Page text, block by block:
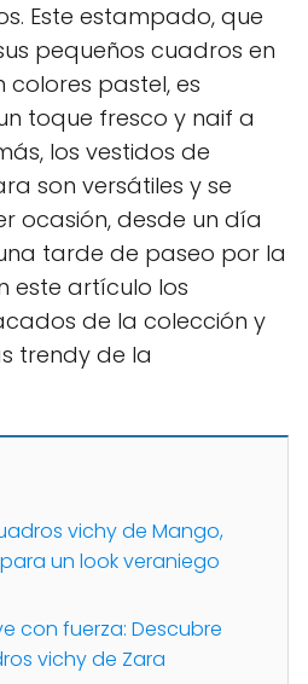
Este estampado, que
pequeños cuadros en
pastel, es
toque fresco y naif a
los vestidos de
son versátiles y se
ocasión, desde un día
tarde de paseo por la
este artículo los
de la colección y
trendy de la
vichy de Mango,
un look veraniego
con fuerza: Descubre
vichy de Zara